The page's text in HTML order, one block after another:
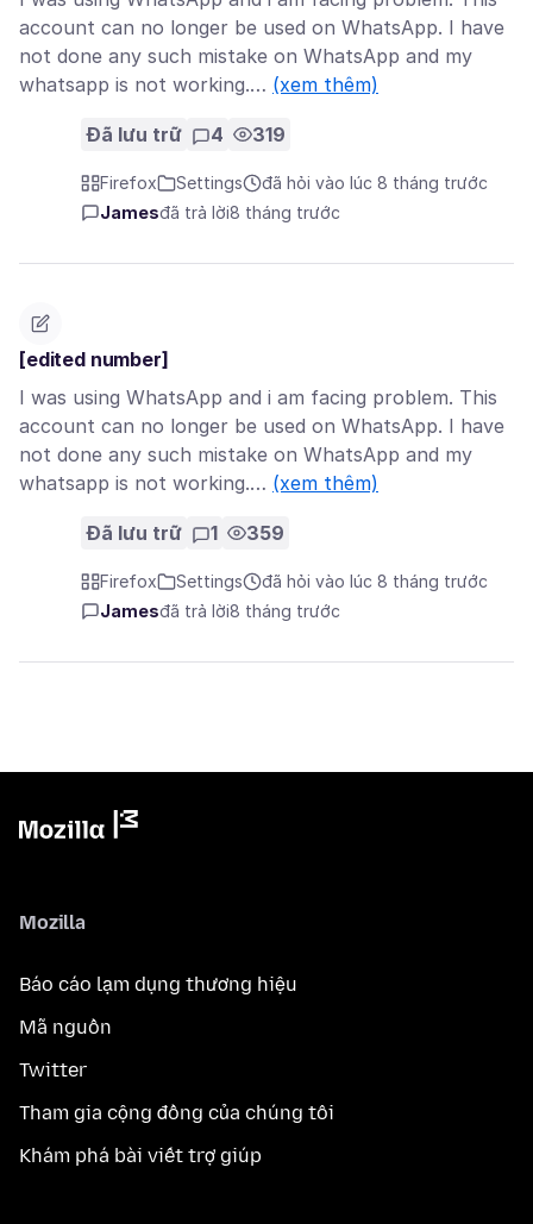
account can no longer be used on WhatsApp. I have
not done any such mistake on WhatsApp and my
whatsapp is not working.… (xem thêm)
Đã lưu trữ 4 319
Firefox Settings
đã hỏi vào lúc 8 tháng trước
Jamesđã trả lời8 tháng trước
[edited number]
I was using WhatsApp and i am facing problem. This
account can no longer be used on WhatsApp. I have
not done any such mistake on WhatsApp and my
whatsapp is not working.… (xem thêm)
Đã lưu trữ 1 359
Firefox Settings
đã hỏi vào lúc 8 tháng trước
Jamesđã trả lời8 tháng trước
Mozilla
Báo cáo lạm dụng thương hiệu
Mã nguồn
Twitter
Tham gia cộng đồng của chúng tôi
Khám phá bài viết trợ giúp